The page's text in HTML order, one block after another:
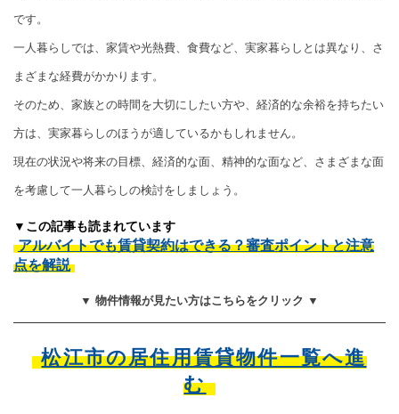
です。
一人暮らしでは、家賃や光熱費、食費など、実家暮らしとは異なり、さ
まざまな経費がかかります。
そのため、家族との時間を大切にしたい方や、経済的な余裕を持ちたい
方は、実家暮らしのほうが適しているかもしれません。
現在の状況や将来の目標、経済的な面、精神的な面など、さまざまな面
を考慮して一人暮らしの検討をしましょう。
▼この記事も読まれています
アルバイトでも賃貸契約はできる？審査ポイントと注意
点を解説
▼ 物件情報が見たい方はこちらをクリック ▼
松江市の居住用賃貸物件一覧へ進
む